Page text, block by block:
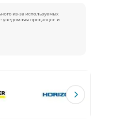
из-за используемых
уведомляя продавцов и